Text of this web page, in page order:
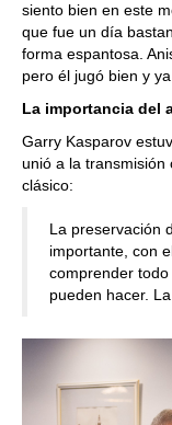
siento bien en este
que fue un día
forma espantosa.
pero él jugó bien y
La importancia del
Garry Kasparov
unió a la transmisión
clásico:
La preservación
importante, con
comprender
pueden hacer.